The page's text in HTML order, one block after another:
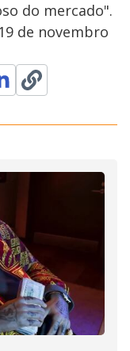
do mercado".
de novembro